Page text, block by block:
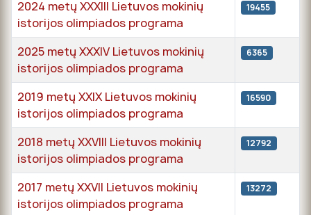
2024 metų XXXIII Lietuvos mokinių
istorijos olimpiados programa
19455
2025 metų XXXIV Lietuvos mokinių
istorijos olimpiados programa
6365
2019 metų XXIX Lietuvos mokinių
istorijos olimpiados programa
16590
2018 metų XXVIII Lietuvos mokinių
istorijos olimpiados programa
12792
2017 metų XXVII Lietuvos mokinių
istorijos olimpiados programa
13272